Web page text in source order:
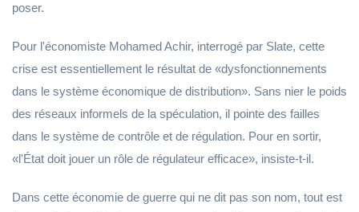
poser.
Pour l'économiste Mohamed Achir, interrogé par Slate, cette
crise est essentiellement le résultat de «dysfonctionnements
dans le système économique de distribution». Sans nier le poids
des réseaux informels de la spéculation, il pointe des failles
dans le système de contrôle et de régulation. Pour en sortir,
«l'État doit jouer un rôle de régulateur efficace», insiste-t-il.
Dans cette économie de guerre qui ne dit pas son nom, tout est